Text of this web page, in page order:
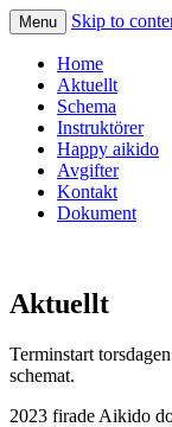
Menu Skip to
Home
Aktuellt
Schema
Instruktörer
Happy aikido
Avgifter
Kontakt
Dokument
Aktuellt
Terminstart
schemat.
2023 firade Aikido